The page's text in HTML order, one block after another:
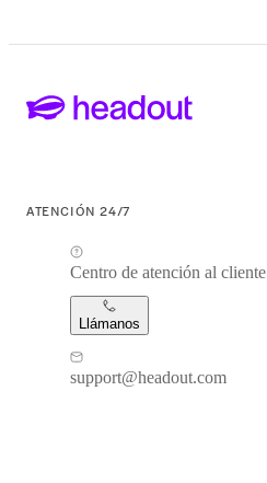
ATENCIÓN 24/7
Centro de atención al cliente
Llámanos
support@headout.com